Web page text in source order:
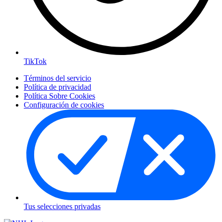
TikTok
Términos del servicio
Política de privacidad
Política Sobre Cookies
Configuración de cookies
Tus selecciones privadas